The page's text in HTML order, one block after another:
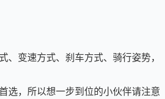
变速方式、刹车方式、骑行姿势，
选，所以想一步到位的小伙伴请注意